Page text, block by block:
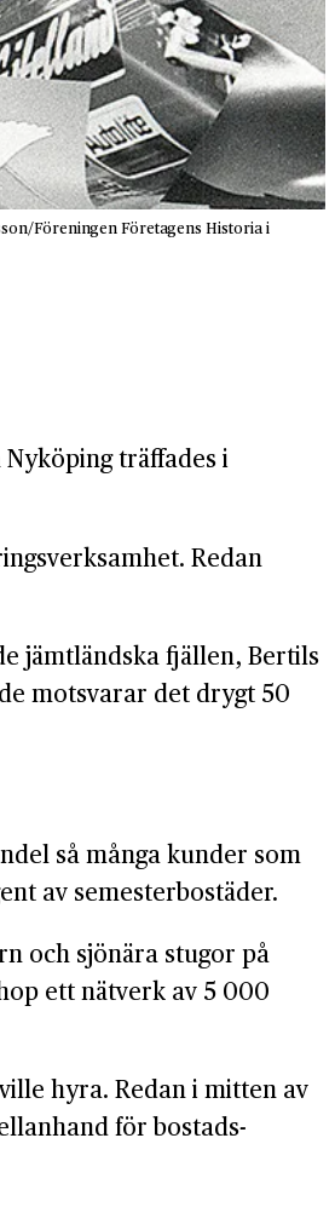
Föreningen Företagens Historia i
träffades i
Redan
jämt­ländska fjällen, Bertils
motsvarar det drygt 50
så många kunder som
av semester­bostäder.
och sjönära stugor på
ett nätverk av 5 000
hyra. Redan i mitten av
för bostads­